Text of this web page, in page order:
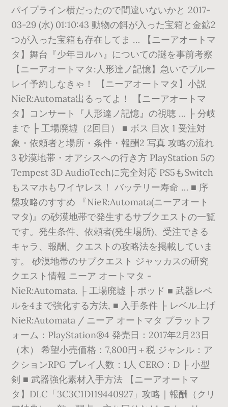
パイプライン横だったので間違いないかと 2017-
03-29 (水) 01:10:43 動物の餌が入った宝箱と金鉱2
つが入った宝箱も存在してま … 【ニーアオートマ
タ】舞台『少年ヨルハ』についての謎を事前考察
【ニーアオートマタ:人形達ノ記憶】急いでブルー
レイ予約しなきゃ！ 【ニーアオートマタ】小説
NieR:Automata出るってよ！ 【ニーアオートマ
タ】コンサート『人形達ノ記憶』の視聴 … ├ 分岐
まで ├ 工場廃墟（2回目） ■ ボス 目次 1 受注対
象・依頼者と場所・条件・報酬2 写真 攻略の流れ
3 砂漠地帯・オアシスへの行き方 PlayStation 5の
Tempest 3D AudioTechに完全対応 PS5もSwitch
もスマホもワイヤレス！ バッテリー寿命 … ■ 序
盤攻略のすすめ 『NieR:Automata(ニーアオート
マタ)』の砂漠地帯で発生するサブクエストの一覧
です。発生条件、依頼者(発生場所)、受注できる
キャラ、報酬、クエストの攻略法を掲載していま
す。 砂漠地帯のサブクエスト ジャッカスの研究
クエスト情報 ニーア オートマタ -
NieR:Automata. ├ 工場廃墟 ├ ポッド ■ 武器レベ
ルを4まで強化する方法, ■ 入手条件 ├ レベル上げ
NieR:Automata / ニーア オートマタ プラットフ
ォーム：PlayStation®4 発売日：2017年2月23日
（木） 希望小売価格：7,800円＋税 ジャンル：ア
クションRPG プレイ人数：1人 CERO：D ├ 小型
剣 ■ 武器強化素材入手方法 【ニーアオートマ
タ】DLC「3C3C1D119440927」攻略｜報酬（クリ